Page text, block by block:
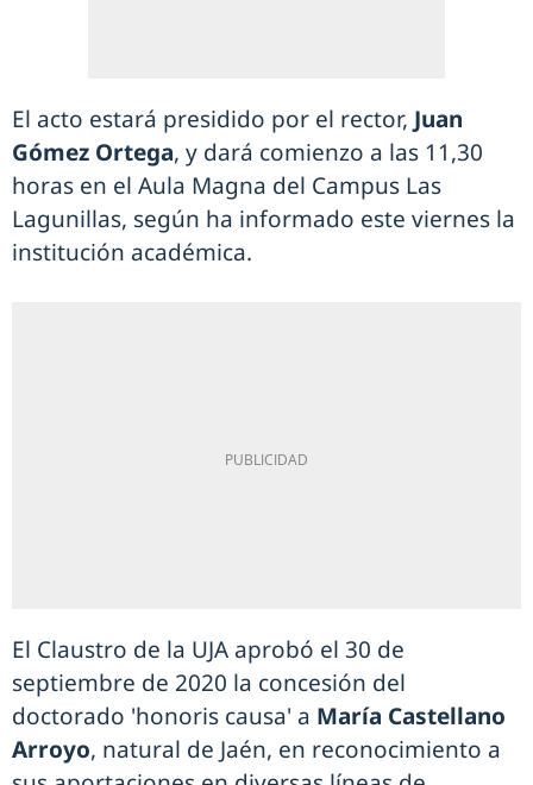
El acto estará presidido por el rector, Juan
Gómez Ortega, y dará comienzo a las 11,30
horas en el Aula Magna del Campus Las
Lagunillas, según ha informado este viernes la
institución académica.
El Claustro de la UJA aprobó el 30 de
septiembre de 2020 la concesión del
doctorado 'honoris causa' a María Castellano
Arroyo, natural de Jaén, en reconocimiento a